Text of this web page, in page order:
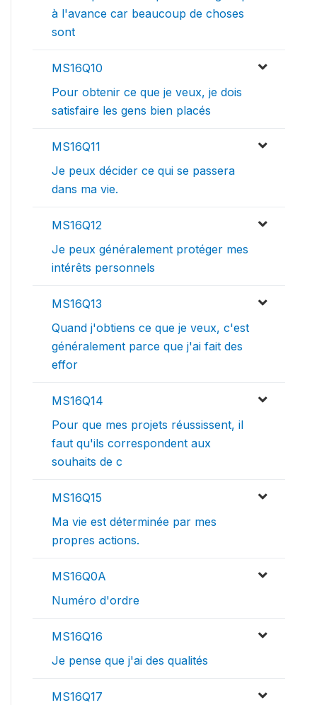
à l'avance car beaucoup de choses
sont
MS16Q10
Pour obtenir ce que je veux, je dois
satisfaire les gens bien placés
MS16Q11
Je peux décider ce qui se passera
dans ma vie.
MS16Q12
Je peux généralement protéger mes
intérêts personnels
MS16Q13
Quand j'obtiens ce que je veux, c'est
généralement parce que j'ai fait des
effor
MS16Q14
Pour que mes projets réussissent, il
faut qu'ils correspondent aux
souhaits de c
MS16Q15
Ma vie est déterminée par mes
propres actions.
MS16Q0A
Numéro d'ordre
MS16Q16
Je pense que j'ai des qualités
MS16Q17